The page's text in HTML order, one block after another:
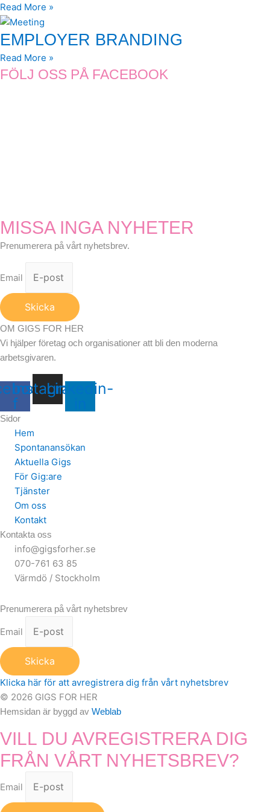
Read More »
EMPLOYER BRANDING
Read More »
FÖLJ OSS PÅ FACEBOOK
MISSA INGA NYHETER
Prenumerera på vårt nyhetsbrev.
Email
Skicka
OM GIGS FOR HER
Vi hjälper företag och organisationer att bli den moderna
arbetsgivaren.
f
InstagramLinkedin-
Sidor
Hem
Spontanansökan
Aktuella Gigs
För Gig:are
Tjänster
Om oss
Kontakt
Kontakta oss
info@gigsforher.se
070-761 63 85
Värmdö / Stockholm
Prenumerera på vårt nyhetsbrev
Email
Skicka
Klicka här för att avregistrera dig från vårt nyhetsbrev
© 2026 GIGS FOR HER
Hemsidan är byggd av Weblab
VILL DU AVREGISTRERA DIG
FRÅN VÅRT NYHETSBREV?
Email